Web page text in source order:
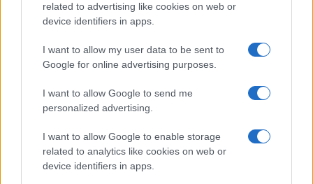
related to advertising like cookies on web or
device identifiers in apps.
I want to allow my user data to be sent to
Google for online advertising purposes.
I want to allow Google to send me
personalized advertising.
I want to allow Google to enable storage
related to analytics like cookies on web or
device identifiers in apps.
Cómo Baqueira Beret impulsa la identidad
cultural y deportiva de la Val d’Aran y
Baqueira Beret no solo es sinónimo de esquí.…